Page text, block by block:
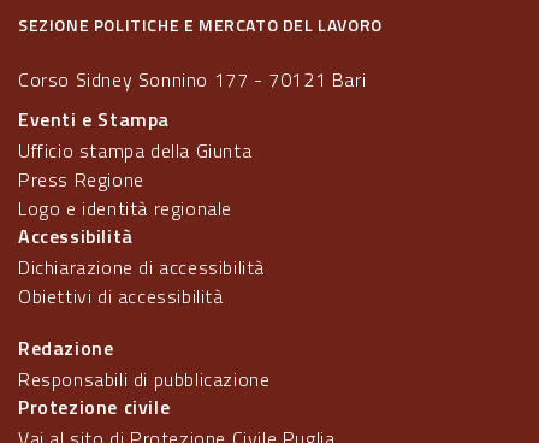
SEZIONE POLITICHE E MERCATO DEL LAVORO
Corso Sidney Sonnino 177 - 70121 Bari
Eventi e Stampa
Ufficio stampa della Giunta
Press Regione
Logo e identità regionale
Accessibilità
Dichiarazione di accessibilità
Obiettivi di accessibilità
Redazione
Responsabili di pubblicazione
Protezione civile